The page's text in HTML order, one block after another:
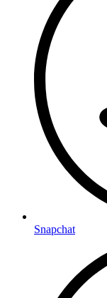
Snapchat